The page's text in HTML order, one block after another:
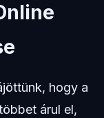
hogy a
árul el,